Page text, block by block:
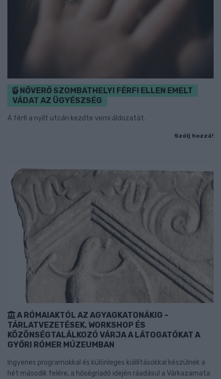
NŐVERŐ SZOMBATHELYI FÉRFI ELLEN EMELT
VÁDAT AZ ÜGYÉSZSÉG
A férfi a nyílt utcán kezdte verni áldozatát.
Szólj hozzá!
A RÓMAIAKTÓL AZ AGYAGKATONÁKIG –
TÁRLATVEZETÉSEK, WORKSHOP ÉS
KÖZÖNSÉGTALÁLKOZÓ VÁRJA A LÁTOGATÓKAT A
GYŐRI RÓMER MÚZEUMBAN
Ingyenes programokkal és különleges kiállításokkal készülnek a
hét második felére, a hőségriadó idején ráadásul a Várkazamata